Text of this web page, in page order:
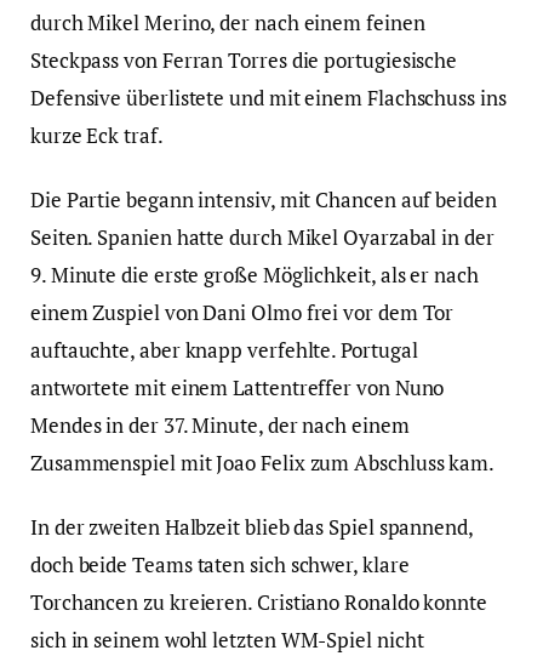
durch Mikel Merino, der nach einem feinen
Steckpass von Ferran Torres die portugiesische
Defensive überlistete und mit einem Flachschuss ins
kurze Eck traf.
Die Partie begann intensiv, mit Chancen auf beiden
Seiten. Spanien hatte durch Mikel Oyarzabal in der
9. Minute die erste große Möglichkeit, als er nach
einem Zuspiel von Dani Olmo frei vor dem Tor
auftauchte, aber knapp verfehlte. Portugal
antwortete mit einem Lattentreffer von Nuno
Mendes in der 37. Minute, der nach einem
Zusammenspiel mit Joao Felix zum Abschluss kam.
In der zweiten Halbzeit blieb das Spiel spannend,
doch beide Teams taten sich schwer, klare
Torchancen zu kreieren. Cristiano Ronaldo konnte
sich in seinem wohl letzten WM-Spiel nicht